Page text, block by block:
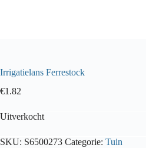
Irrigatielans Ferrestock
€1.82
Uitverkocht
SKU: S6500273 Categorie: Tuin